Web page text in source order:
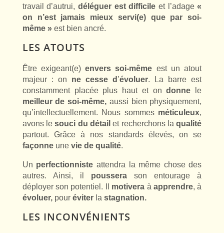
travail d’autrui,déléguer est difficile et l’adage«
on n’est jamais mieux servi(e) que par soi-
même »est bien ancré.
LES ATOUTS
Être exigeant(e)envers soi-même est un atout
majeur : on ne cesse d ’évoluer. La barre est
constamment placée plus haut et ondonne
le
meilleur de soi-même, aussi bien physiquement,
qu’intellectuellement. Nous sommes méticuleux,
avons le souci du détail et recherchons laqualité
partout. Grâce à nos standards élevés, on se
façonne unevie de qualité.
Un perfectionniste attendra la même chose des
autres. Ainsi, il pousserason entourage à
déployer son potentiel. Il motivera à apprendre, à
évoluer, pour éviterla stagnation.
LES INCONVÉNIENTS